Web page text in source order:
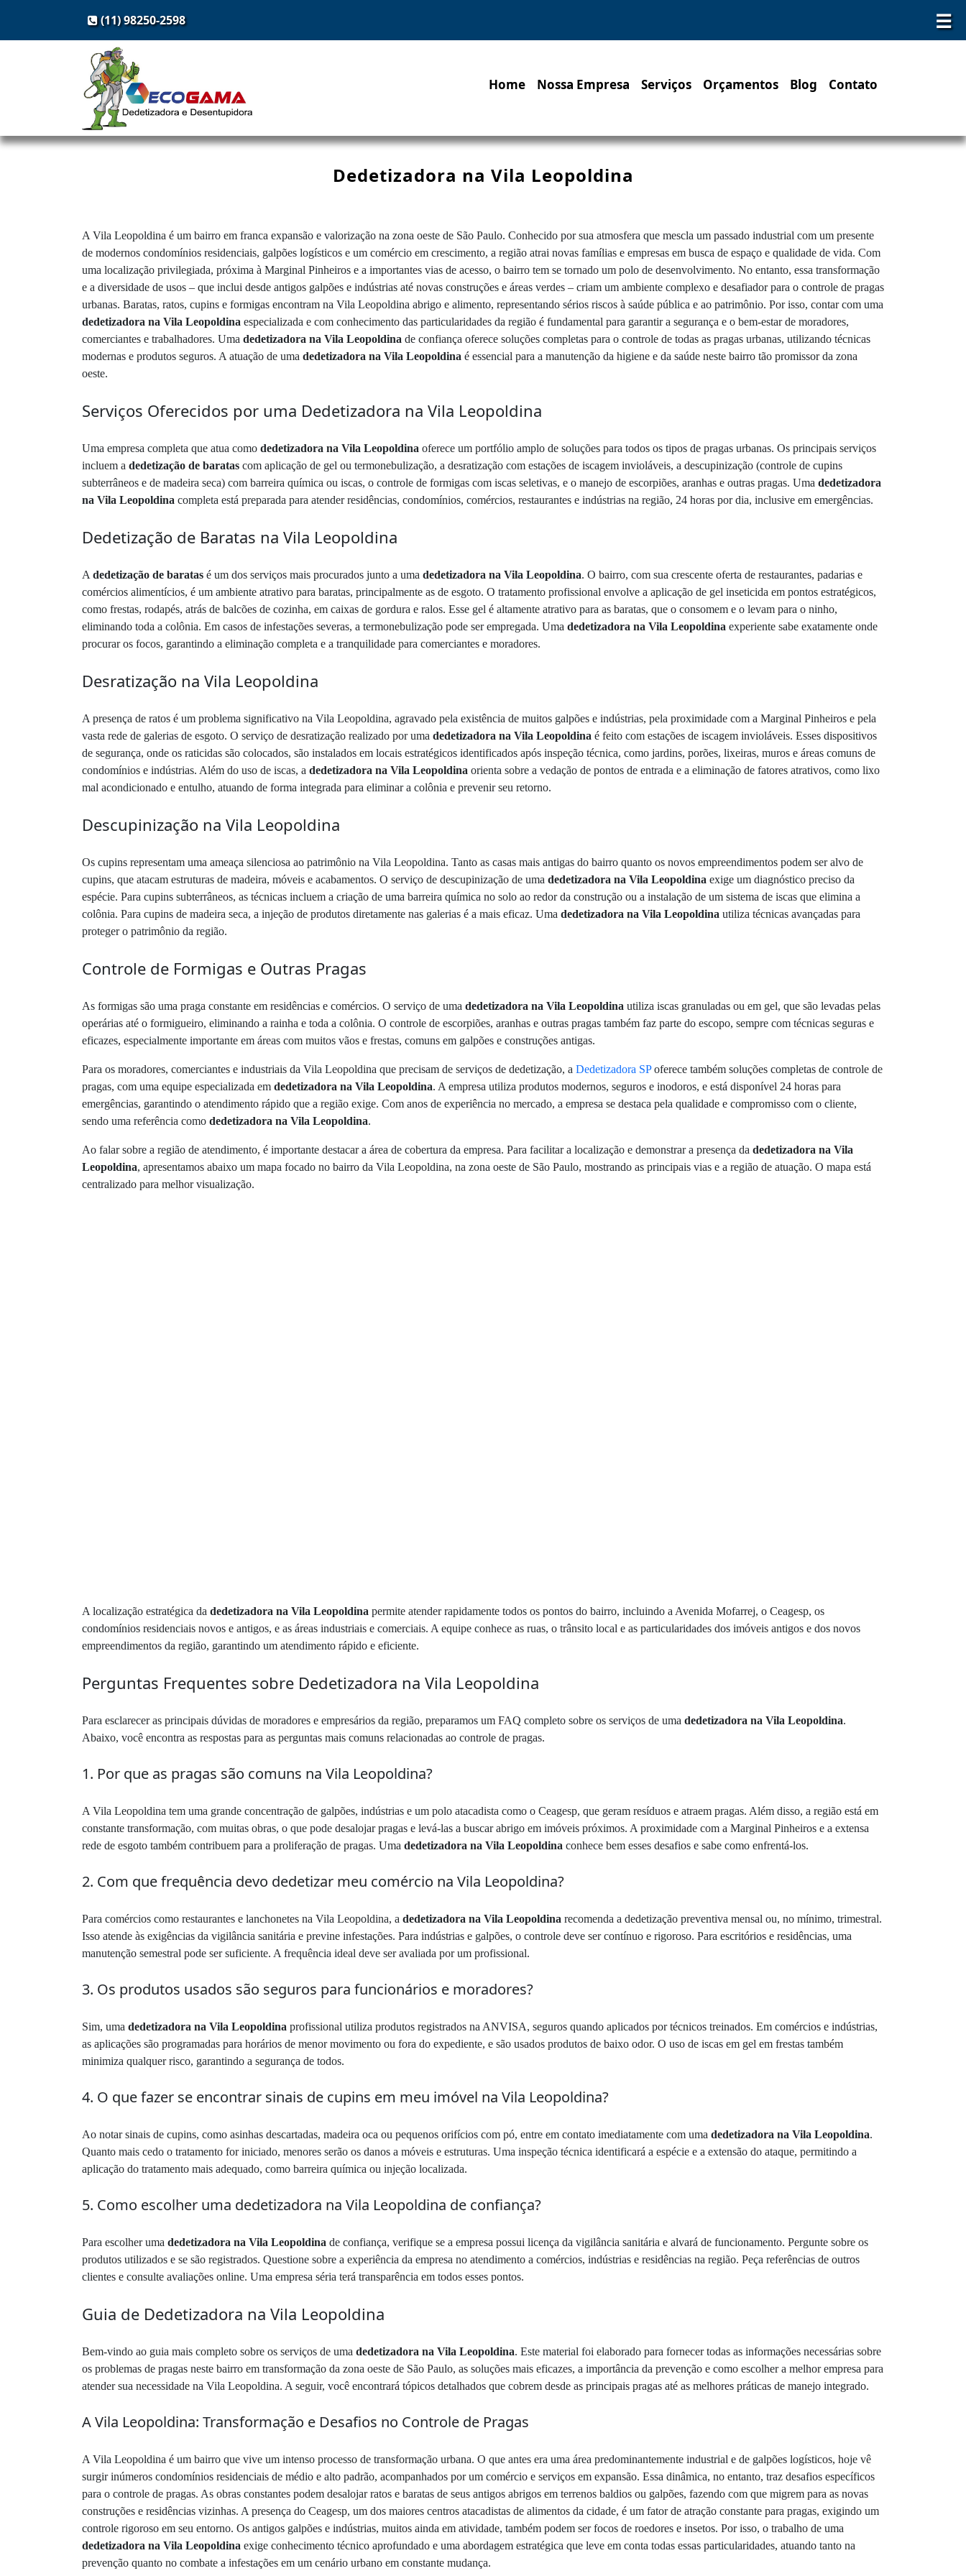
☰
(11) 98250-2598
Home Nossa Empresa Serviços Orçamentos Blog Contato
Dedetizadora na Vila Leopoldina
A Vila Leopoldina é um bairro em franca expansão e valorização na zona oeste de São Paulo. Conhecido por sua atmosfera que mescla um passado industrial com um presente
de modernos condomínios residenciais, galpões logísticos e um comércio em crescimento, a região atrai novas famílias e empresas em busca de espaço e qualidade de vida. Com
uma localização privilegiada, próxima à Marginal Pinheiros e a importantes vias de acesso, o bairro tem se tornado um polo de desenvolvimento. No entanto, essa transformação
e a diversidade de usos – que inclui desde antigos galpões e indústrias até novas construções e áreas verdes – criam um ambiente complexo e desafiador para o controle de pragas
urbanas. Baratas, ratos, cupins e formigas encontram na Vila Leopoldina abrigo e alimento, representando sérios riscos à saúde pública e ao patrimônio. Por isso, contar com uma
dedetizadora na Vila Leopoldina especializada e com conhecimento das particularidades da região é fundamental para garantir a segurança e o bem-estar de moradores,
comerciantes e trabalhadores. Uma dedetizadora na Vila Leopoldina de confiança oferece soluções completas para o controle de todas as pragas urbanas, utilizando técnicas
modernas e produtos seguros. A atuação de uma dedetizadora na Vila Leopoldina é essencial para a manutenção da higiene e da saúde neste bairro tão promissor da zona
oeste.
Serviços Oferecidos por uma Dedetizadora na Vila Leopoldina
Uma empresa completa que atua como dedetizadora na Vila Leopoldina oferece um portfólio amplo de soluções para todos os tipos de pragas urbanas. Os principais serviços
incluem a dedetização de baratas com aplicação de gel ou termonebulização, a desratização com estações de iscagem invioláveis, a descupinização (controle de cupins
subterrâneos e de madeira seca) com barreira química ou iscas, o controle de formigas com iscas seletivas, e o manejo de escorpiões, aranhas e outras pragas. Uma dedetizadora
na Vila Leopoldina completa está preparada para atender residências, condomínios, comércios, restaurantes e indústrias na região, 24 horas por dia, inclusive em emergências.
Dedetização de Baratas na Vila Leopoldina
A dedetização de baratas é um dos serviços mais procurados junto a uma dedetizadora na Vila Leopoldina. O bairro, com sua crescente oferta de restaurantes, padarias e
comércios alimentícios, é um ambiente atrativo para baratas, principalmente as de esgoto. O tratamento profissional envolve a aplicação de gel inseticida em pontos estratégicos,
como frestas, rodapés, atrás de balcões de cozinha, em caixas de gordura e ralos. Esse gel é altamente atrativo para as baratas, que o consomem e o levam para o ninho,
eliminando toda a colônia. Em casos de infestações severas, a termonebulização pode ser empregada. Uma dedetizadora na Vila Leopoldina experiente sabe exatamente onde
procurar os focos, garantindo a eliminação completa e a tranquilidade para comerciantes e moradores.
Desratização na Vila Leopoldina
A presença de ratos é um problema significativo na Vila Leopoldina, agravado pela existência de muitos galpões e indústrias, pela proximidade com a Marginal Pinheiros e pela
vasta rede de galerias de esgoto. O serviço de desratização realizado por uma dedetizadora na Vila Leopoldina é feito com estações de iscagem invioláveis. Esses dispositivos
de segurança, onde os raticidas são colocados, são instalados em locais estratégicos identificados após inspeção técnica, como jardins, porões, lixeiras, muros e áreas comuns de
condomínios e indústrias. Além do uso de iscas, a dedetizadora na Vila Leopoldina orienta sobre a vedação de pontos de entrada e a eliminação de fatores atrativos, como lixo
mal acondicionado e entulho, atuando de forma integrada para eliminar a colônia e prevenir seu retorno.
Descupinização na Vila Leopoldina
Os cupins representam uma ameaça silenciosa ao patrimônio na Vila Leopoldina. Tanto as casas mais antigas do bairro quanto os novos empreendimentos podem ser alvo de
cupins, que atacam estruturas de madeira, móveis e acabamentos. O serviço de descupinização de uma dedetizadora na Vila Leopoldina exige um diagnóstico preciso da
espécie. Para cupins subterrâneos, as técnicas incluem a criação de uma barreira química no solo ao redor da construção ou a instalação de um sistema de iscas que elimina a
colônia. Para cupins de madeira seca, a injeção de produtos diretamente nas galerias é a mais eficaz. Uma dedetizadora na Vila Leopoldina utiliza técnicas avançadas para
proteger o patrimônio da região.
Controle de Formigas e Outras Pragas
As formigas são uma praga constante em residências e comércios. O serviço de uma dedetizadora na Vila Leopoldina utiliza iscas granuladas ou em gel, que são levadas pelas
operárias até o formigueiro, eliminando a rainha e toda a colônia. O controle de escorpiões, aranhas e outras pragas também faz parte do escopo, sempre com técnicas seguras e
eficazes, especialmente importante em áreas com muitos vãos e frestas, comuns em galpões e construções antigas.
Para os moradores, comerciantes e industriais da Vila Leopoldina que precisam de serviços de dedetização, a Dedetizadora SPoferece também soluções completas de controle de
pragas, com uma equipe especializada em dedetizadora na Vila Leopoldina. A empresa utiliza produtos modernos, seguros e inodoros, e está disponível 24 horas para
emergências, garantindo o atendimento rápido que a região exige. Com anos de experiência no mercado, a empresa se destaca pela qualidade e compromisso com o cliente,
sendo uma referência como dedetizadora na Vila Leopoldina.
Ao falar sobre a região de atendimento, é importante destacar a área de cobertura da empresa. Para facilitar a localização e demonstrar a presença da dedetizadora na Vila
Leopoldina, apresentamos abaixo um mapa focado no bairro da Vila Leopoldina, na zona oeste de São Paulo, mostrando as principais vias e a região de atuação. O mapa está
centralizado para melhor visualização.
A localização estratégica da dedetizadora na Vila Leopoldina permite atender rapidamente todos os pontos do bairro, incluindo a Avenida Mofarrej, o Ceagesp, os
condomínios residenciais novos e antigos, e as áreas industriais e comerciais. A equipe conhece as ruas, o trânsito local e as particularidades dos imóveis antigos e dos novos
empreendimentos da região, garantindo um atendimento rápido e eficiente.
Perguntas Frequentes sobre Dedetizadora na Vila Leopoldina
Para esclarecer as principais dúvidas de moradores e empresários da região, preparamos um FAQ completo sobre os serviços de uma dedetizadora na Vila Leopoldina.
Abaixo, você encontra as respostas para as perguntas mais comuns relacionadas ao controle de pragas.
1. Por que as pragas são comuns na Vila Leopoldina?
A Vila Leopoldina tem uma grande concentração de galpões, indústrias e um polo atacadista como o Ceagesp, que geram resíduos e atraem pragas. Além disso, a região está em
constante transformação, com muitas obras, o que pode desalojar pragas e levá-las a buscar abrigo em imóveis próximos. A proximidade com a Marginal Pinheiros e a extensa
rede de esgoto também contribuem para a proliferação de pragas. Uma dedetizadora na Vila Leopoldina conhece bem esses desafios e sabe como enfrentá-los.
2. Com que frequência devo dedetizar meu comércio na Vila Leopoldina?
Para comércios como restaurantes e lanchonetes na Vila Leopoldina, a dedetizadora na Vila Leopoldina recomenda a dedetização preventiva mensal ou, no mínimo, trimestral.
Isso atende às exigências da vigilância sanitária e previne infestações. Para indústrias e galpões, o controle deve ser contínuo e rigoroso. Para escritórios e residências, uma
manutenção semestral pode ser suficiente. A frequência ideal deve ser avaliada por um profissional.
3. Os produtos usados são seguros para funcionários e moradores?
Sim, uma dedetizadora na Vila Leopoldina profissional utiliza produtos registrados na ANVISA, seguros quando aplicados por técnicos treinados. Em comércios e indústrias,
as aplicações são programadas para horários de menor movimento ou fora do expediente, e são usados produtos de baixo odor. O uso de iscas em gel em frestas também
minimiza qualquer risco, garantindo a segurança de todos.
4. O que fazer se encontrar sinais de cupins em meu imóvel na Vila Leopoldina?
Ao notar sinais de cupins, como asinhas descartadas, madeira oca ou pequenos orifícios com pó, entre em contato imediatamente com uma dedetizadora na Vila Leopoldina.
Quanto mais cedo o tratamento for iniciado, menores serão os danos a móveis e estruturas. Uma inspeção técnica identificará a espécie e a extensão do ataque, permitindo a
aplicação do tratamento mais adequado, como barreira química ou injeção localizada.
5. Como escolher uma dedetizadora na Vila Leopoldina de confiança?
Para escolher uma dedetizadora na Vila Leopoldina de confiança, verifique se a empresa possui licença da vigilância sanitária e alvará de funcionamento. Pergunte sobre os
produtos utilizados e se são registrados. Questione sobre a experiência da empresa no atendimento a comércios, indústrias e residências na região. Peça referências de outros
clientes e consulte avaliações online. Uma empresa séria terá transparência em todos esses pontos.
Guia de Dedetizadora na Vila Leopoldina
Bem-vindo ao guia mais completo sobre os serviços de uma dedetizadora na Vila Leopoldina. Este material foi elaborado para fornecer todas as informações necessárias sobre
os problemas de pragas neste bairro em transformação da zona oeste de São Paulo, as soluções mais eficazes, a importância da prevenção e como escolher a melhor empresa para
atender sua necessidade na Vila Leopoldina. A seguir, você encontrará tópicos detalhados que cobrem desde as principais pragas até as melhores práticas de manejo integrado.
A Vila Leopoldina: Transformação e Desafios no Controle de Pragas
A Vila Leopoldina é um bairro que vive um intenso processo de transformação urbana. O que antes era uma área predominantemente industrial e de galpões logísticos, hoje vê
surgir inúmeros condomínios residenciais de médio e alto padrão, acompanhados por um comércio e serviços em expansão. Essa dinâmica, no entanto, traz desafios específicos
para o controle de pragas. As obras constantes podem desalojar ratos e baratas de seus antigos abrigos em terrenos baldios ou galpões, fazendo com que migrem para as novas
construções e residências vizinhas. A presença do Ceagesp, um dos maiores centros atacadistas de alimentos da cidade, é um fator de atração constante para pragas, exigindo um
controle rigoroso em seu entorno. Os antigos galpões e indústrias, muitos ainda em atividade, também podem ser focos de roedores e insetos. Por isso, o trabalho de uma
dedetizadora na Vila Leopoldina exige conhecimento técnico aprofundado e uma abordagem estratégica que leve em conta todas essas particularidades, atuando tanto na
prevenção quanto no combate a infestações em um cenário urbano em constante mudança.